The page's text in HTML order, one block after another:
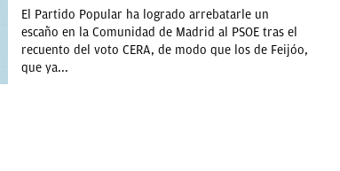
El Partido Popular ha logrado arrebatarle un
escaño en la Comunidad de Madrid al PSOE tras el
recuento del voto CERA, de modo que los de Feijóo,
que ya...